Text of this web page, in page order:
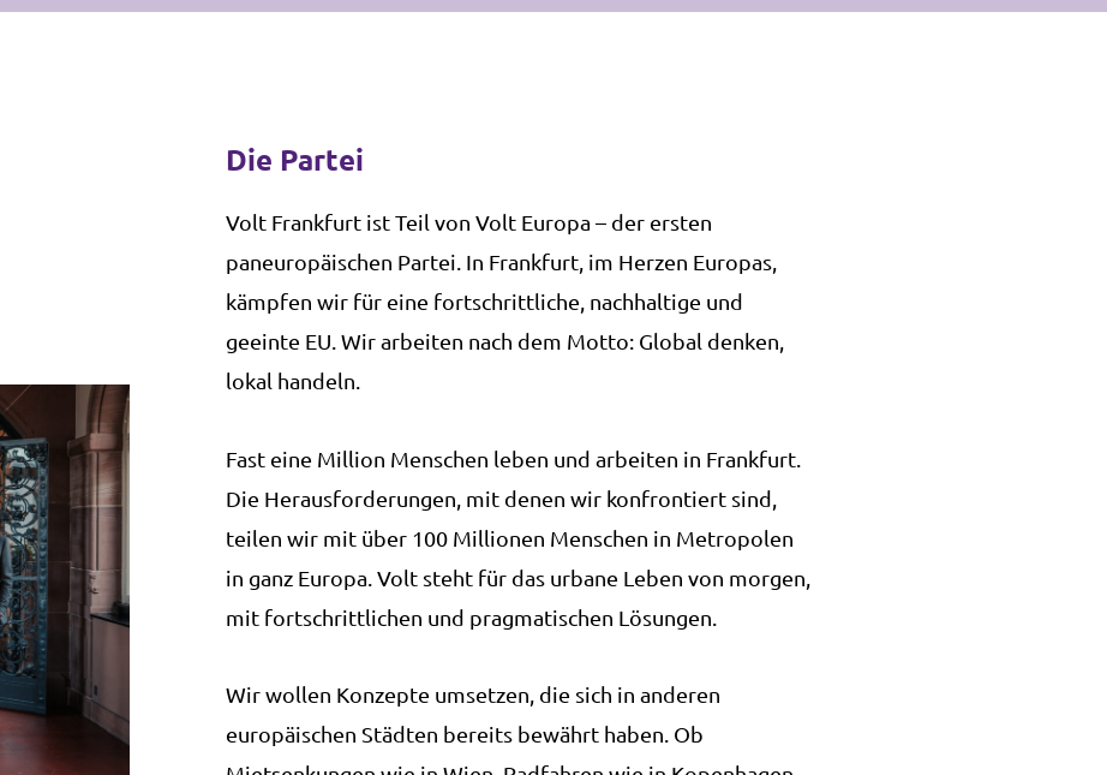
Die Partei
Volt Frankfurt ist Teil von Volt Europa – der ersten
paneuropäischen Partei. In Frankfurt, im Herzen Europas,
kämpfen wir für eine fortschrittliche, nachhaltige und
geeinte EU. Wir arbeiten nach dem Motto: Global denken,
lokal handeln.
Fast eine Million Menschen leben und arbeiten in Frankfurt.
Die Herausforderungen, mit denen wir konfrontiert sind,
teilen wir mit über 100 Millionen Menschen in Metropolen
in ganz Europa. Volt steht für das urbane Leben von morgen,
mit fortschrittlichen und pragmatischen Lösungen.
Wir wollen Konzepte umsetzen, die sich in anderen
europäischen Städten bereits bewährt haben. Ob